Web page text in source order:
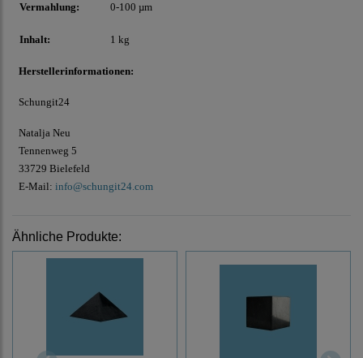
Vermahlung: 0-100 µm
Inhalt: 1 kg
Herstellerinformationen:
Schungit24
Natalja Neu
Tennenweg 5
33729 Bielefeld
E-Mail: info@schungit24.com
Ähnliche Produkte: